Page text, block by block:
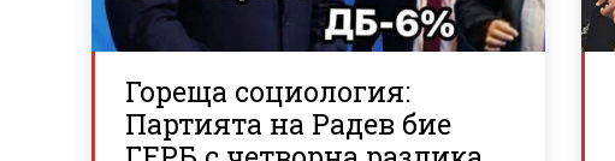
Гореща социология:
Партията на Радев бие